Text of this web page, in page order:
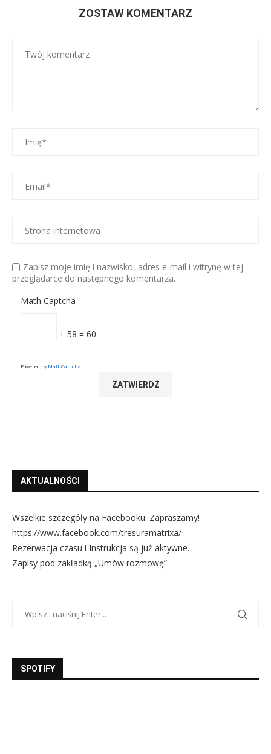
ZOSTAW KOMENTARZ
Zapisz moje imię i nazwisko, adres e-mail i witrynę w tej
przeglądarce do następnego komentarza.
Math Captcha
+ 58 = 60
Powered by MathCaptcha
AKTUALNOŚCI
Wszelkie szczegóły na Facebooku. Zapraszamy!
https://www.facebook.com/tresuramatrixa/
Rezerwacja czasu i Instrukcja są już aktywne.
Zapisy pod zakładką „Umów rozmowę”.
SPOTIFY